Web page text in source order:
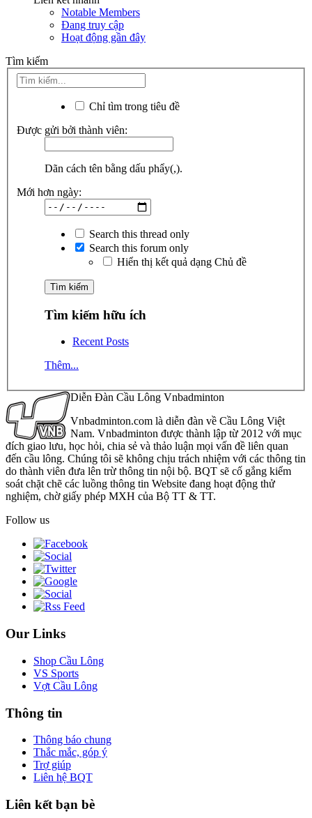
Notable Members
Đang truy cập
Hoạt động gần đây
Tìm kiếm
Chỉ tìm trong tiêu đề
Được gửi bởi thành viên:
Dãn cách tên bằng dấu phẩy(,).
Mới hơn ngày:
Search this thread only
Search this forum only
Hiển thị kết quả dạng Chủ đề
Tìm kiếm hữu ích
Recent Posts
Thêm...
Diễn Đàn Cầu Lông Vnbadminton
Vnbadminton.com là diễn đàn về Cầu Lông Việt
Nam. Vnbadminton được thành lập từ 2012 với mục
đích giao lưu, học hỏi, chia sẻ và thảo luận mọi vấn đề liên quan
đến cầu lông. Chúng tôi sẽ không chịu trách nhiệm với các thông tin
do thành viên đưa lên trừ thông tin nội bộ. BQT sẽ cố gắng kiểm
soát chặt chẽ các luồng thông tin Website đang hoạt động thử
nghiệm, chờ giấy phép MXH của Bộ TT & TT.
Follow us
Our Links
Shop Cầu Lông
VS Sports
Vợt Cầu Lông
Thông tin
Thông báo chung
Thắc mắc, góp ý
Trợ giúp
Liên hệ BQT
Liên kết bạn bè